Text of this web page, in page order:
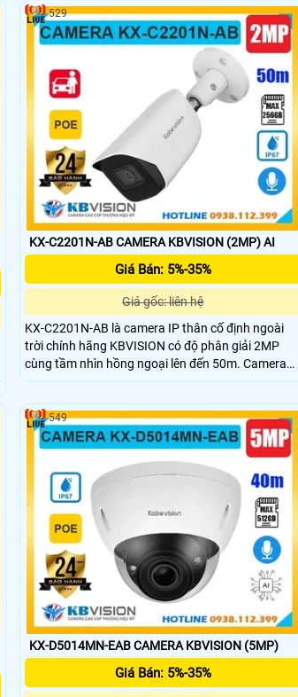
hỗ trợ khe cắm thẻ nhớ lên đến 256GB, phân biệt
được người và xe. Với thiết kế vỏ kim loại chắc
chắn, chuẩn chống nước IP67, tích hợp POE và
thành cực kỳ hợp lý đây là lựa chọn tối ưu cho
giám sát an ninh.
KX-C2201N-AB CAMERA KBVISION (2MP) AI
Giá Bán: 5%-35%
Giá gốc: liên hệ
KX-C2201N-AB là camera IP thân cố định ngoài
trời chính hãng KBVISION có độ phân giải 2MP
cùng tầm nhìn hồng ngoại lên đến 50m. Camera
hỗ trợ khe cắm thẻ nhớ tối đa 256GB, tích hợp
thông minh. Với thiết kế vỏ kim loại chuẩn IP67
chống nước, hỗ trợ POE, camera giá rẻ phù hợp
cho nhiều nhu cầu giám sát an ninh hiệu quả.
529
KX-D5014MN-EAB CAMERA KBVISION (5MP)
Giá Bán: 5%-35%
549